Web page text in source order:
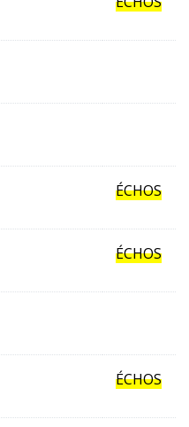
ÉCHOS
ÉCHOS
ÉCHOS